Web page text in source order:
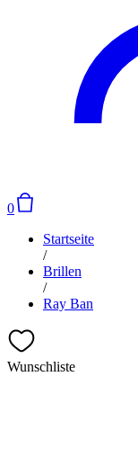
0
Startseite
/
Brillen
/
Ray Ban
Wunschliste